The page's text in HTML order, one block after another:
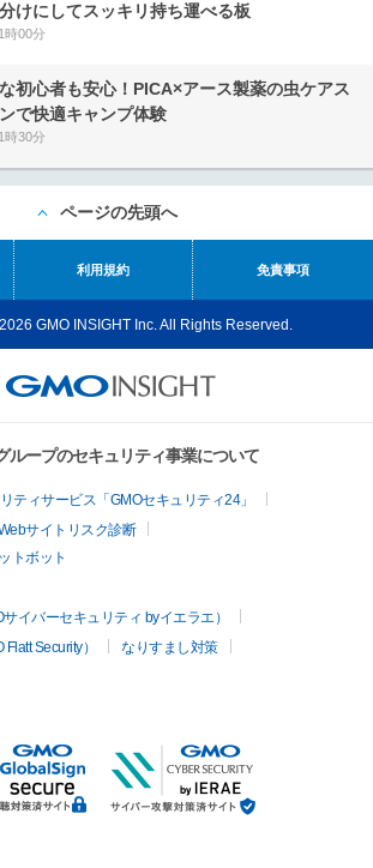
けにしてスッキリ持ち運べる板
時00分
初心者も安心！PICA×アース製薬の虫ケアス
で快適キャンプ体験
時30分
ページの先頭へ
利用規約 免責事項
GMO INSIGHT Inc. All Rights Reserved.
ループのセキュリティ事業について
ティサービス「GMOセキュリティ24」
サイトリスク診断
トボット
イバーセキュリティ byイエラエ）
Security）
なりすまし対策